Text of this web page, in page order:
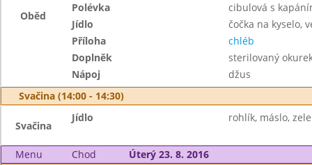
Oběd
Polévka
cibulová s
Jídlo
čočka na kyselo,
Příloha
chléb
Doplněk
sterilovaný
Nápoj
džus
Svačina (14:00 - 14:30)
Svačina
Jídlo rohlík, máslo,
Menu Chod
Úterý 23. 8. 2016